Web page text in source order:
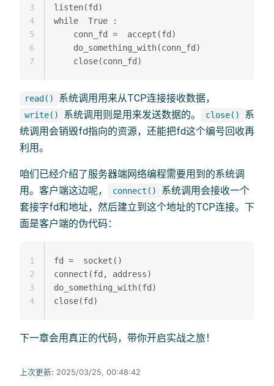
listen(fd)
while  True :
    conn_fd =  accept(fd)
    do_something_with(conn_fd)
3
4
5
6
7
read() 系统调用用来从TCP连接接收数据，
write() 系统调用则是用来发送数据的。 close()
系
统调用会销毁fd指向的资源，还能把fd这个编号回收再
利用。
咱们已经介绍了服务器端网络编程需要用到的系统调
用。客户端这边呢，
connect()
系统调用会接收一个
套接字fd和地址，然后建立到这个地址的TCP连接。下
面是客户端的伪代码：
fd =  socket()
connect(fd, address)
do_something_with(fd)
1
2
3
4
下一章会用真正的代码，带你开启实战之旅！
上次更新: 2025/03/25, 00:48:42